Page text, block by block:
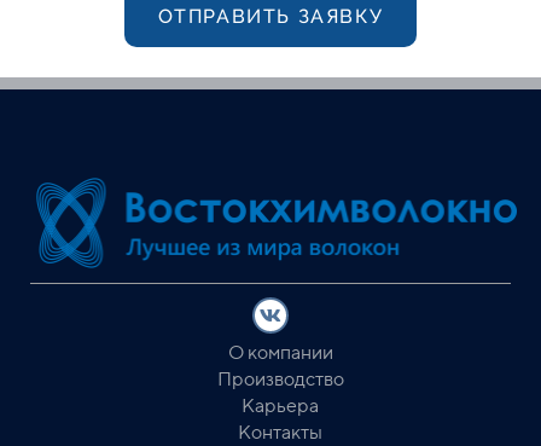
ОТПРАВИТЬ ЗАЯВКУ
О компании
Производство
Карьера
Контакты